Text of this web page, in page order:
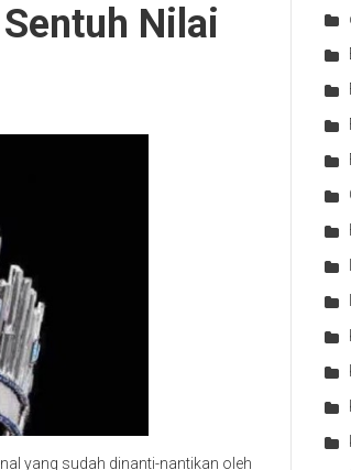
Nilai
yang sudah dinanti-nantikan oleh